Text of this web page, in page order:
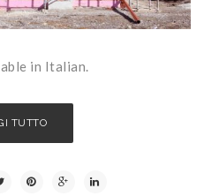
in Italian.
TUTTO